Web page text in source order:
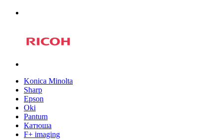
Konica Minolta
Sharp
Epson
Oki
Pantum
Катюша
F+ imaging